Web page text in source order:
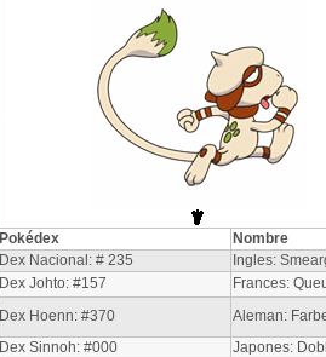
Pokédex
Nombre
Dex Nacional: # 235
Ingles:
Dex Johto: #157
Frances:
Dex Hoenn: #370
Aleman:
Dex Sinnoh: #000
Japones: